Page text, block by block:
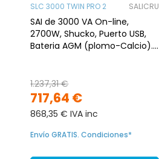
SLC 3000 TWIN PRO 2 SALICRU
SAI de 3000 VA On-line,
2700W, Shucko, Puerto USB,
Bateria AGM (plomo-Calcio).
717,64 €
1.237,31 €
868,35 € IVA inc
Envío GRATIS. Condiciones*